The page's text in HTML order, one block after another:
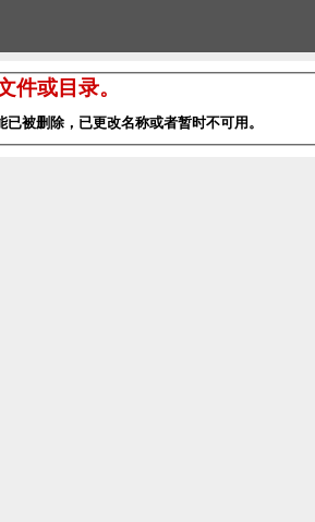
件或目录。
被删除，已更改名称或者暂时不可用。